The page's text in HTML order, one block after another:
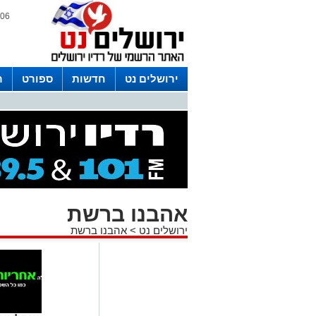
06 אוגוסט 2026 / 10:42
ירושלים נט חדשות ספורט
אהבנו ברשת
ירושלים נט > אהבנו ברשת